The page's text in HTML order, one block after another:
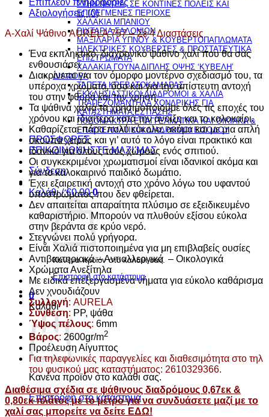
ΣΤΗΝ ΠΑΤΡΑ, ΣΕ ΚΟΝΤΙΝΕΣ ΠΟΛΕΙΣ ΚΑΙ
ΕΠΙΛΕΓΜΕΝΕΣ ΠΕΡΙΟΧΕ
ΧΑΛΑΚΙΑ ΜΠΑΝΙΟΥ
ΡΙΧΤΑΡΙΑ ΣΑΛΟΝΙΩΝ
ΜΑΞΙΛΑΡΙΑ ΥΠΝΟΥ & ΚΟΥΒΕΡΤΟΠΑΠΛΩΜΑΤΑ
ΗΛΕΚΤΡΙΚΕΣ ΚΟΥΒΕΡΤΕΣ & ΠΡΟΣΤΑΤΕΥΤΙΚΑ
ΕΠΙΣΤΡΩΜΑΤΑ
ΧΑΛΑΚΙΑ ΓΟΥΝΑ ΔΙΠΛΗΣ ΟΨΗΣ ‘ΚΥΒΕΛΗ’
ΔΙΑΦΟΡΑ
ΤΑΠΕΤΑ ΚΡΕΒΑΤΟΚΑΜΑΡΑΣ
ΕΚΚΛΗΣΙΑΣΤΙΚΟΙ ΔΙΑΔΡΟΜΟΙ & ΧΑΛΙΑ
ΤΡΑΠΕΖΟΜΑΝΤΗΛΑ ΧΟΝΔΡΙΚΗΣ ΓΙΑ
ΚΑΤΑΣΤΗΜΑΤΑ ΕΣΤΙΑΣΗΣ
ΠΟΔΟΜΑΚΤΡΑ ΕΠΑΓΓΕΛΜΑΤΙΚΑ ΚΑΙ ΟΙΚΙΑΚΑ &
ΕΠΑΓΓΕΛΜΑΤΙΚΟΙ ΔΙΑΔΡΟΜΟΙ ΕΙΣΟΔΟΥ
ΠΡΟΣΦΟΡΕΣ
ΕΠΙΚΟΙΝΩΝΗΣΤΕ ΜΑΖΙ ΜΑΣ
Σύνδεση
Καλάθι /€0.00 0
Κανένα προϊόν στο καλάθι σας.
Επιστροφή στο κατάστημα
0
Καλάθι
Κανένα προϊόν στο καλάθι σας.
Επιστροφή στο κατάστημα
Διαστάσεις
Αξιολογήσεις (0)
Α-Χαλί Ψάθινο AURELA 757 – Σε 4 Διαστάσεις
Ένα εκπληκτικό, διαχρονικό ψάθινο χαλί που θα σας
ενθουσιάσει
Διακρίνεται για τον όμορφο μοντέρνο σχεδιασμό του, τα
υπέροχα χρώματα, όσο και για την απίστευτη αντοχή
του στην φθορά και την χρήση.
Τα ψάθινα χαλιά τα χρησιμοποιούμε όλες τις εποχές του
χρόνου και ιδιαίτερα κατά την άνοιξη και το καλοκαίρι.
Καθαρίζεται πάρα πολύ εύκολα, ακόμα και με μια απλή
σκούπα χειρός και γι’ αυτό το λόγο είναι πρακτικό και
ιδανικό για όλους τους χώρους ενός σπιτιού.
Οι συγκεκριμένοι χρωματισμοί είναι ιδανικοί ακόμα και
για το καλοκαιρινό παιδικό δωμάτιο.
Έχει εξαιρετική αντοχή στο χρόνο λόγω του υφαντού
υποστρώματος που δεν φθείρεται.
Δεν απαιτείται απαραίτητα πλύσιμο σε εξειδικευμένο
καθαριστήριο. Μπορούν να πλυθούν εξίσου εύκολα
στην βεράντα σε κρύο νερό.
Στεγνώνει πολύ γρήγορα.
Είναι Χαλιά πιστοποιημένα για μη επιβλαβείς ουσίες
Αντιβακτηριακά –Αντιαλλεργικά – Οικολογικά
Χρώματα Ανεξίτηλα
Με ειδικά επεξεργασμένα νήματα για εύκολο καθάρισμα
Δεν χνουδιάζουν
Συλλογή: AURELA
Σύνθεση: PP, ψάθα
Ύψος πέλους: 6mm
Βάρος: 2600gr/m2
Προέλευση Αίγυπτος
Για τηλεφωνικές παραγγελίες και διαθεσιμότητα στο τηλ
του φυσικού μας καταστήματος: 2610329366.
Διαθέσιμα σχέδια σε ψάθινους διαδρόμους 0,67εκ &
0,80εκ πλάτος με το μέτρο για να συνδυάσετε μαζί με το
χαλί σας μπορείτε να δείτε ΕΔΩ!